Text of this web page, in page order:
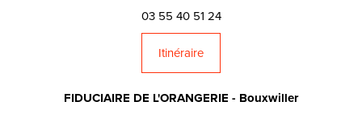
03 55 40 51 24
Itinéraire
FIDUCIAIRE DE L'ORANGERIE - Bouxwiller